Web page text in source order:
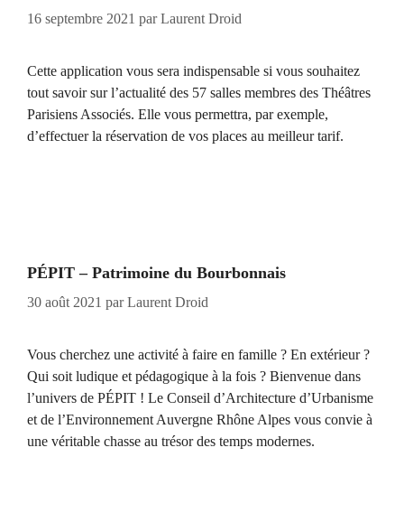
16 septembre 2021 parLaurent Droid
Cette application vous sera indispensable si vous souhaitez
tout savoir sur l’actualité des 57 salles membres des Théâtres
Parisiens Associés. Elle vous permettra, par exemple,
d’effectuer la réservation de vos places au meilleur tarif.
PÉPIT – Patrimoine du Bourbonnais
30 août 2021 parLaurent Droid
Vous cherchez une activité à faire en famille ? En extérieur ?
Qui soit ludique et pédagogique à la fois ? Bienvenue dans
l’univers de PÉPIT ! Le Conseil d’Architecture d’Urbanisme
et de l’Environnement Auvergne Rhône Alpes vous convie à
une véritable chasse au trésor des temps modernes.